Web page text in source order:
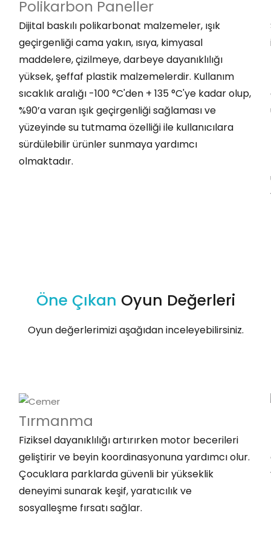
Polikarbon Paneller
Dijital baskılı polikarbonat malzemeler, ışık
geçirgenliği cama yakın, ısıya, kimyasal
maddelere, çizilmeye, darbeye dayanıklılığı
yüksek, şeffaf plastik malzemelerdir. Kullanım
sıcaklık aralığı -100 °C'den + 135 °C'ye kadar olup,
%90’a varan ışık geçirgenliği sağlaması ve
yüzeyinde su tutmama özelliği ile kullanıcılara
sürdülebilir ürünler sunmaya yardımcı
olmaktadır.
Öne Çıkan Oyun Değerleri
Oyun değerlerimizi aşağıdan inceleyebilirsiniz.
Tırmanma
Fiziksel dayanıklılığı artırırken motor becerileri
geliştirir ve beyin koordinasyonuna yardımcı olur.
Çocuklara parklarda güvenli bir yükseklik
deneyimi sunarak keşif, yaratıcılık ve
sosyalleşme fırsatı sağlar.